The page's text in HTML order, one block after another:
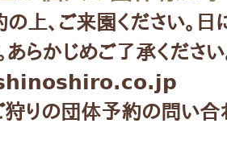
上、ご来園ください。日
。あらかじめご了承く
狩りの団体予約の問い合